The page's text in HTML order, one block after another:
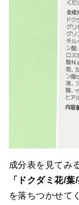
成分表を見てみ
「ドクダミ花/葉
を落ちつかせて